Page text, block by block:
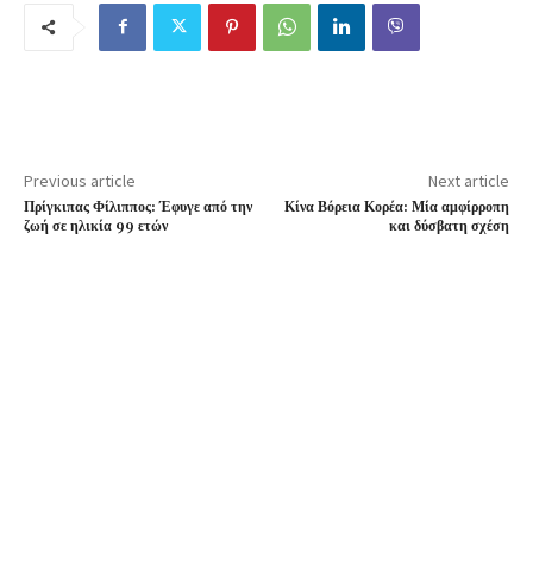
Previous article
Πρίγκιπας Φίλιππος: Έφυγε από την
ζωή σε ηλικία 99 ετών
Next article
Κίνα Βόρεια Κορέα: Μία αμφίρροπη
και δύσβατη σχέση